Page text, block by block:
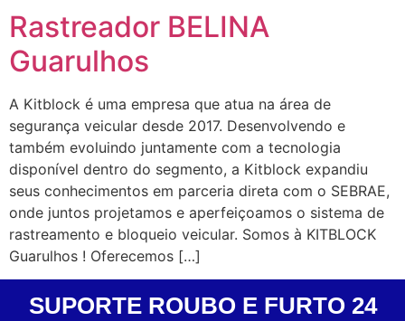
Rastreador BELINA
Guarulhos
A Kitblock é uma empresa que atua na área de
segurança veicular desde 2017. Desenvolvendo e
também evoluindo juntamente com a tecnologia
disponível dentro do segmento, a Kitblock expandiu
seus conhecimentos em parceria direta com o SEBRAE,
onde juntos projetamos e aperfeiçoamos o sistema de
rastreamento e bloqueio veicular. Somos à KITBLOCK
Guarulhos ! Oferecemos […]
SUPORTE ROUBO E FURTO 24